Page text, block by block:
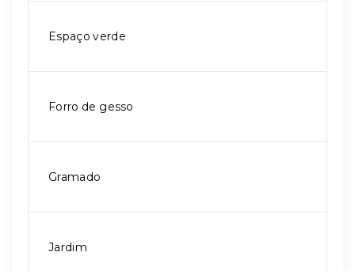
Espaço verde
Forro de gesso
Gramado
Jardim